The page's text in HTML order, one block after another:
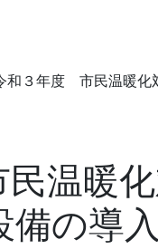
３年度 市民温暖化対
暖化
の導入